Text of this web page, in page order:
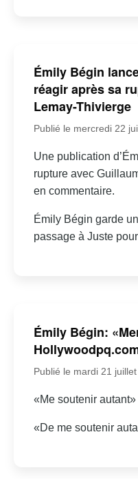
Émily Bégin
réagir après sa
Lemay-Thivierge
Publié le mercredi 22
Une publication
rupture avec
en commentaire.
Émily Bégin garde
passage à Juste
Émily Bégin:
Publié le mardi 21
«Me soutenir autant»
«De me soutenir